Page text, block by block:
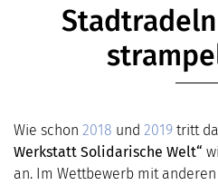
Wie schon 2018 und 2019 tritt
Werkstatt Solidarische Welt“
an. Im Wettbewerb mit